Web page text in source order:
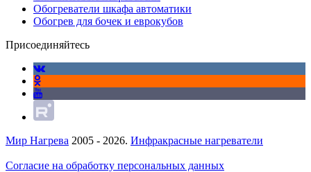
Обогреватели шкафа автоматики
Обогрев для бочек и еврокубов
Присоединяйтесь
Мир Нагрева 2005 - 2026. Инфракрасные нагреватели
Согласие на обработку персональных данных